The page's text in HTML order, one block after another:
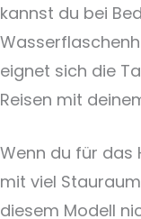
kannst du bei
eignet sich die
Reisen mit
Wenn du für das
mit viel
diesem Modell